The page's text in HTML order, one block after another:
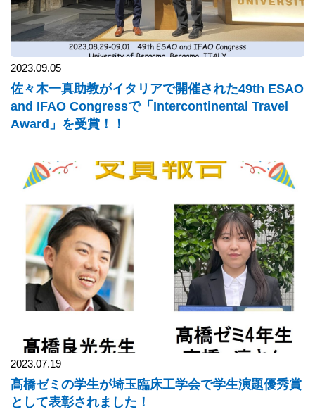
2023.09.05
佐々木一真助教がイタリアで開催された49th ESAO
and IFAO Congressで「Intercontinental Travel
Award」を受賞！！
2023.07.19
髙橋ゼミの学生が埼玉臨床工学会で学生演題優秀賞
として表彰されました！